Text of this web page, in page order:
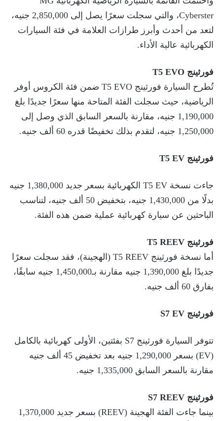
Cyberster، والتي سجلت سعرًا يصل إلى 2,850,000 جنيه،
لتعد من أحدث وأبرز طرازات العلامة في فئة السيارات
الكهربائية عالية الأداء.
فورثينج T5 EVO
تُطرح السيارة فورثينج T5 EVO ضمن فئة الكروس أوفر
الرياضية، حيث سجلت الفئة المتاحة منها سعرًا جديدًا بلغ
1,190,000 جنيه، مقارنة بالسعر السابق الذي وصل إلى
1,250,000 جنيه، لتقدم بذلك تخفيضًا قدره 60 ألف جنيه.
فورثينج T5 EV
جاءت نسخة T5 EV الكهربائية بسعر جديد 1,380,000 جنيه
بدلًا من 1,430,000 جنيه، بتخفيض 50 ألف جنيه، لتناسب
الباحثين عن سيارة كهربائية عملية ضمن هذه الفئة.
فورثينج T5 REEV
أما نسخة فورثينج T5 REEV (الهجينة)، فقد سجلت سعرًا
جديدًا بلغ 1,390,000 جنيه مقارنة بـ1,450,000 جنيه سابقًا،
بفارق 60 ألف جنيه.
فورثينج S7 EV
تتوفر السيارة فورثينج S7 بفئتين، الأولى كهربائية بالكامل
(EV) بسعر 1,290,000 جنيه بعد تخفيض 45 ألف جنيه
مقارنة بالسعر السابق 1,335,000 جنيه.
فورثينج S7 REEV
بينما جاءت الفئة الهجينة (REEV) بسعر جديد 1,370,000